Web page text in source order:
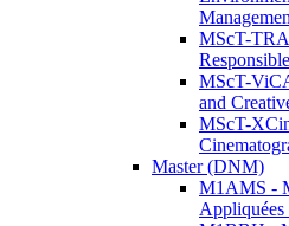
MScT-
MScT-
and
MScT-
Master (DNM)
M1AMS -
Appliquées